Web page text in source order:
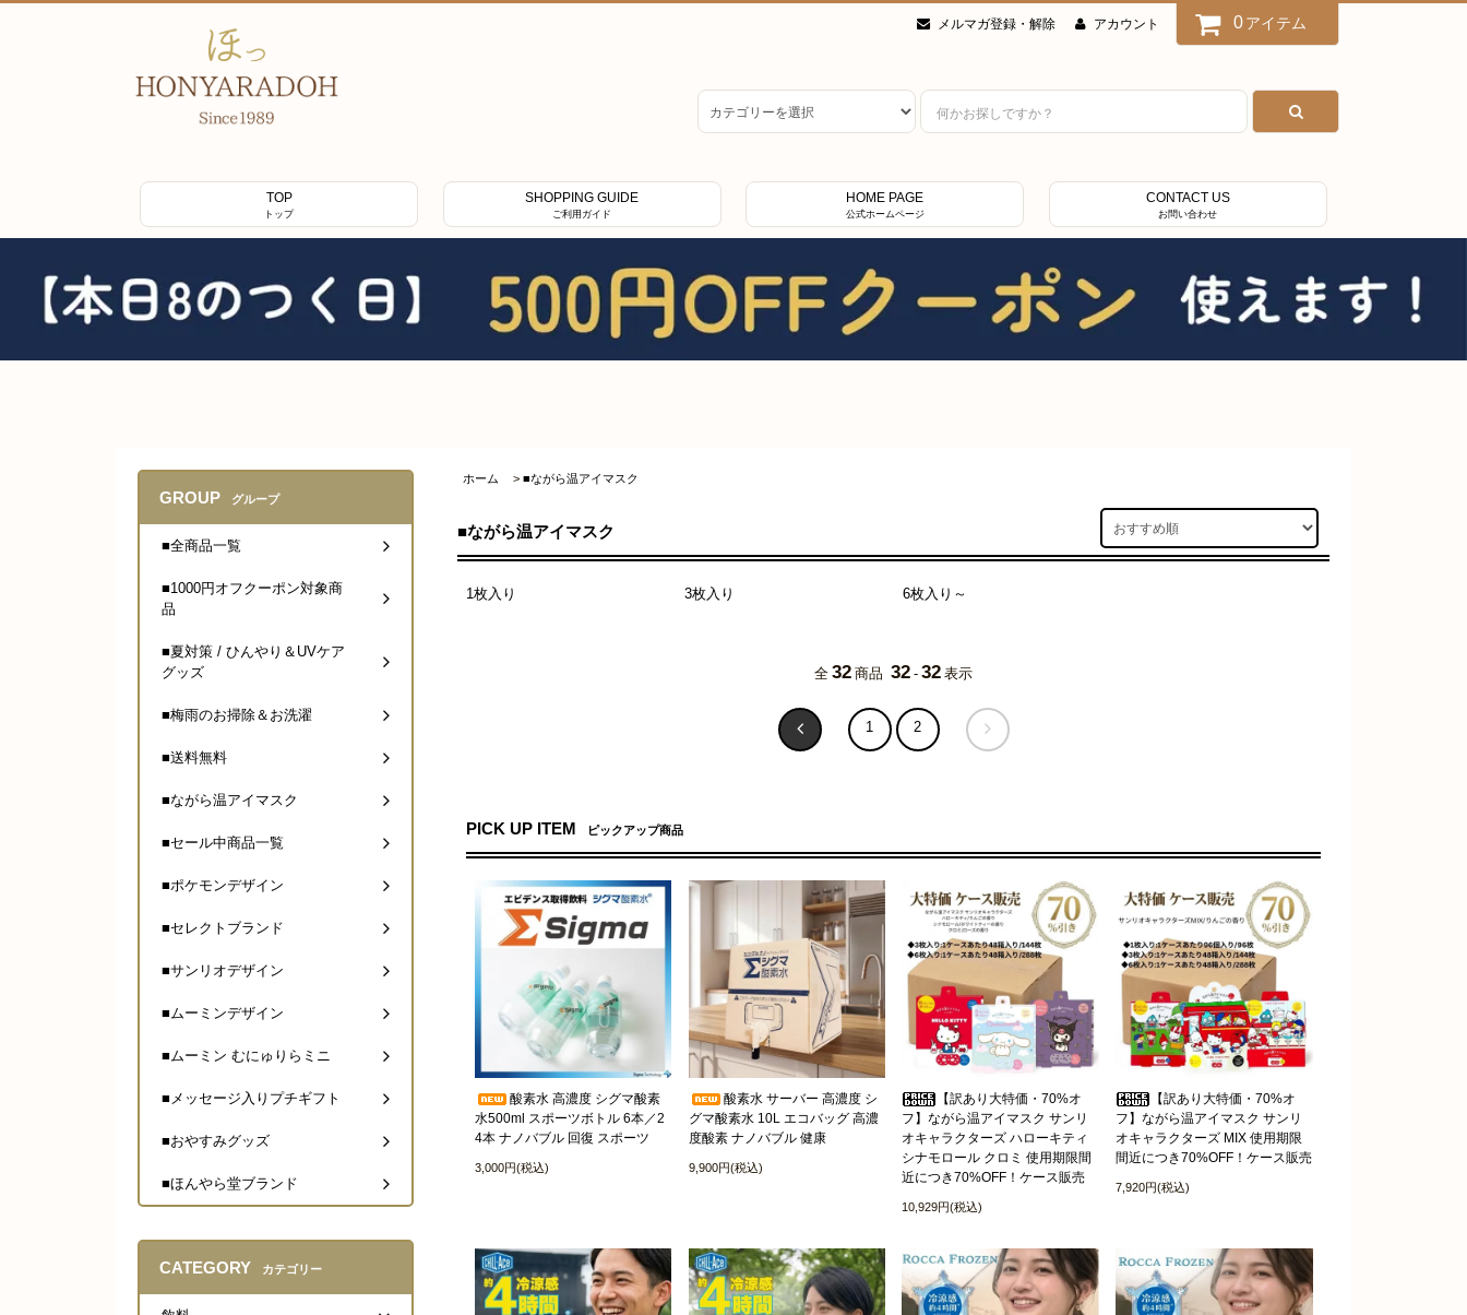
メルマガ登録・解除 アカウント 0 アイテム
TOP
トップ
SHOPPING GUIDE
ご利用ガイド
HOME PAGE
公式ホームページ
CONTACT US
お問い合わせ
ホーム > ■ながら温アイマスク
■ながら温アイマスク
1枚入り 3枚入り 6枚入り～
全 32 商品 32 - 32 表示
1 2
PICK UP ITEM ピックアップ商品
酸素水 高濃度 シグマ酸素
水500ml スポーツボトル 6本／2
4本 ナノバブル 回復 スポーツ
3,000円(税込)
酸素水 サーバー 高濃度 シ
グマ酸素水 10L エコバッグ 高濃
度酸素 ナノバブル 健康
9,900円(税込)
【訳あり大特価・70%オ
フ】ながら温アイマスク サンリ
オキャラクターズ ハローキティ
シナモロール クロミ 使用期限間
近につき70%OFF！ケース販売
10,929円(税込)
【訳あり大特価・70%オ
フ】ながら温アイマスク サンリ
オキャラクターズ MIX 使用期限
間近につき70%OFF！ケース販売
7,920円(税込)
GROUP グループ
■全商品一覧
■1000円オフクーポン対象商
品
■夏対策 / ひんやり＆UVケア
グッズ
■梅雨のお掃除＆お洗濯
■送料無料
■ながら温アイマスク
■セール中商品一覧
■ポケモンデザイン
■セレクトブランド
■サンリオデザイン
■ムーミンデザイン
■ムーミン むにゅりらミニ
■メッセージ入りプチギフト
■おやすみグッズ
■ほんやら堂ブランド
CATEGORY カテゴリー